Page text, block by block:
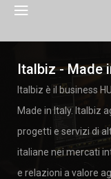
Italbiz - Made
Italbiz è il business
Made in Italy. Italbiz
progetti e servizi di
italiane nei mercati
e relazioni a valore